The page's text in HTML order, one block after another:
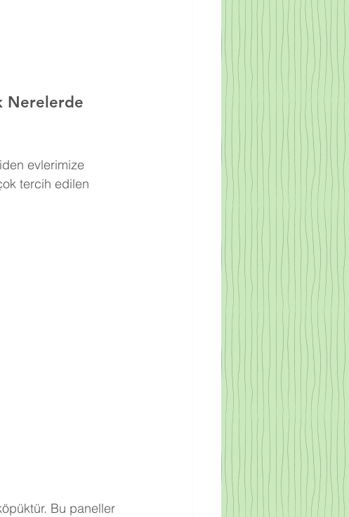
Nerelerde
evlerimize
tercih edilen
Bu paneller